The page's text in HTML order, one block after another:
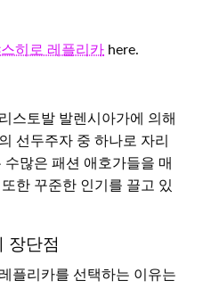
히로 레플리카 here.
스토발 발렌시아가에 의해
선두주자 중 하나로 자리
많은 패션 애호가들을 매
한 꾸준한 인기를 끌고 있
장단점
플리카를 선택하는 이유는